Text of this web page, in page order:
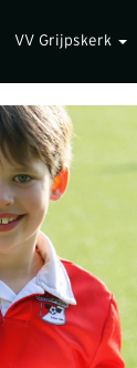
VV Grijpskerk